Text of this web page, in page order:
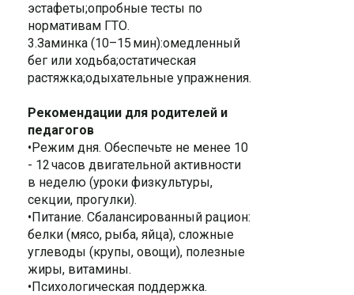
эстафеты;oпробные тесты по
нормативам ГТО.
3.Заминка (10–15 мин):oмедленный
бег или ходьба;oстатическая
растяжка;oдыхательные упражнения.
Рекомендации для родителей и
педагогов
•Режим дня. Обеспечьте не менее 10
- 12 часов двигательной активности
в неделю (уроки физкультуры,
секции, прогулки).
•Питание. Сбалансированный рацион:
белки (мясо, рыба, яйца), сложные
углеводы (крупы, овощи), полезные
жиры, витамины.
•Психологическая поддержка.